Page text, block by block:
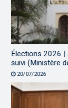
Élections 2026 |
suivi (Ministère
20/07/2026